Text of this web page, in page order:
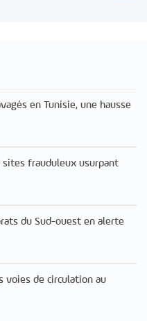
en Tunisie, une hausse
sites frauduleux usurpant
du Sud-ouest en alerte
voies de circulation au